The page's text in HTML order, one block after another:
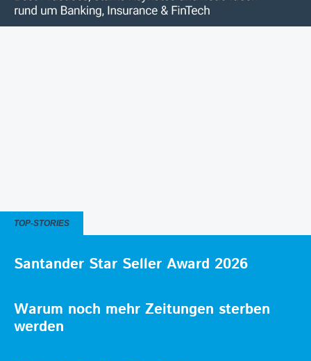
TOP-STORIES
Santander Star Seller Award 2026
Warum noch mehr Zeitungen sterben
werden